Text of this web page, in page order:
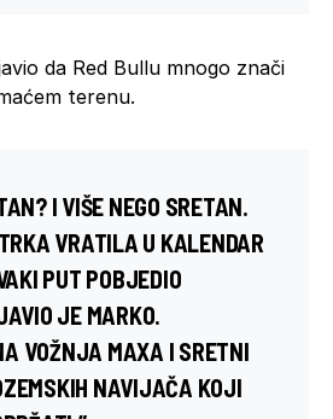
da Red Bullu mnogo znači
terenu.
I VIŠE NEGO SRETAN.
VRATILA U KALENDAR
PUT POBJEDIO
JE MARKO.
VOŽNJA MAXA I SRETNI
NAVIJAČA KOJI